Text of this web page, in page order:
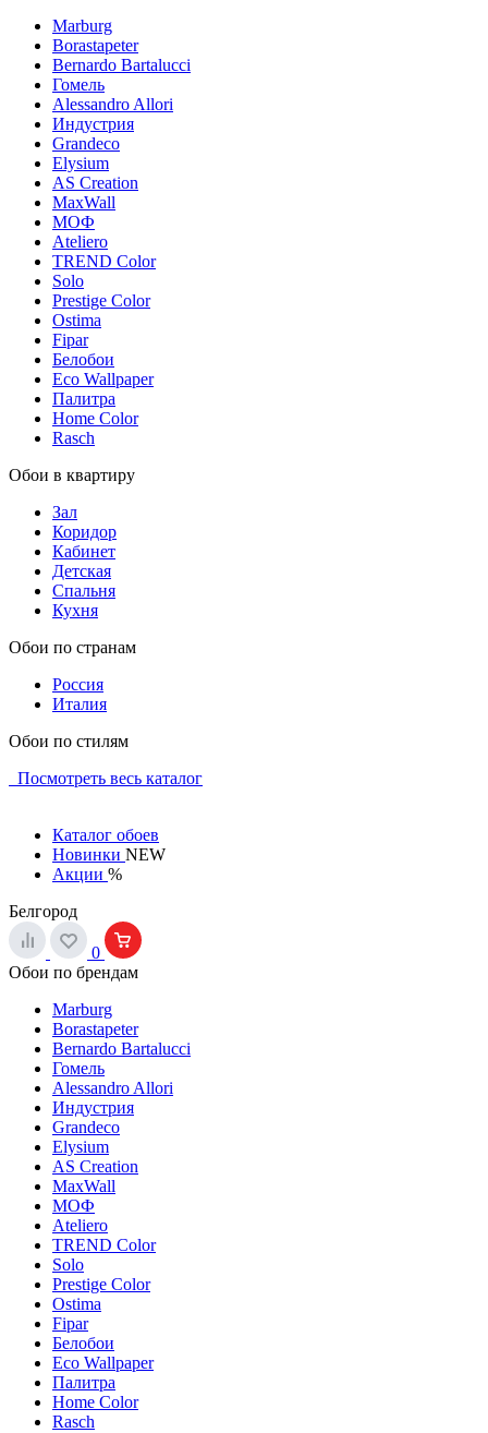
Marburg
Borastapeter
Bernardo Bartalucci
Гомель
Alessandro Allori
Индустрия
Grandeco
Elysium
AS Creation
MaxWall
МОФ
Ateliero
TREND Color
Solo
Prestige Color
Ostima
Fipar
Белобои
Eco Wallpaper
Палитра
Home Color
Rasch
Обои в квартиру
Зал
Коридор
Кабинет
Детская
Спальня
Кухня
Обои по странам
Россия
Италия
Обои по стилям
Посмотреть весь каталог
Каталог обоев
Новинки NEW
Акции %
Белгород
0
Обои по брендам
Marburg
Borastapeter
Bernardo Bartalucci
Гомель
Alessandro Allori
Индустрия
Grandeco
Elysium
AS Creation
MaxWall
МОФ
Ateliero
TREND Color
Solo
Prestige Color
Ostima
Fipar
Белобои
Eco Wallpaper
Палитра
Home Color
Rasch